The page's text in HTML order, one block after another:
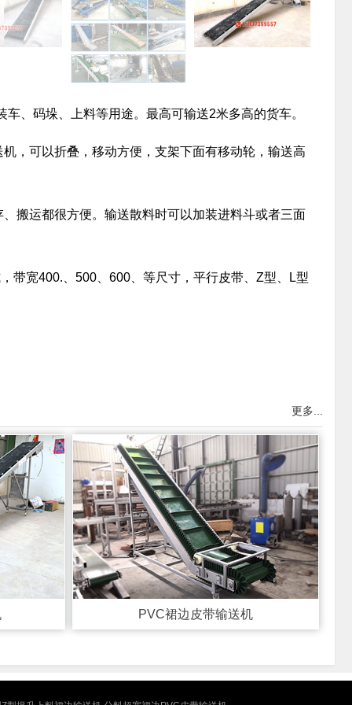
、码垛、上料等用途。最高可输送2米多高的货车。
，可以折叠，移动方便，支架下面有移动轮，输送高
搬运都很方便。输送散料时可以加装进料斗或者三面
带宽400.、500、600、等尺寸，平行皮带、Z型、L型
更多...
PVC裙边皮带输送机